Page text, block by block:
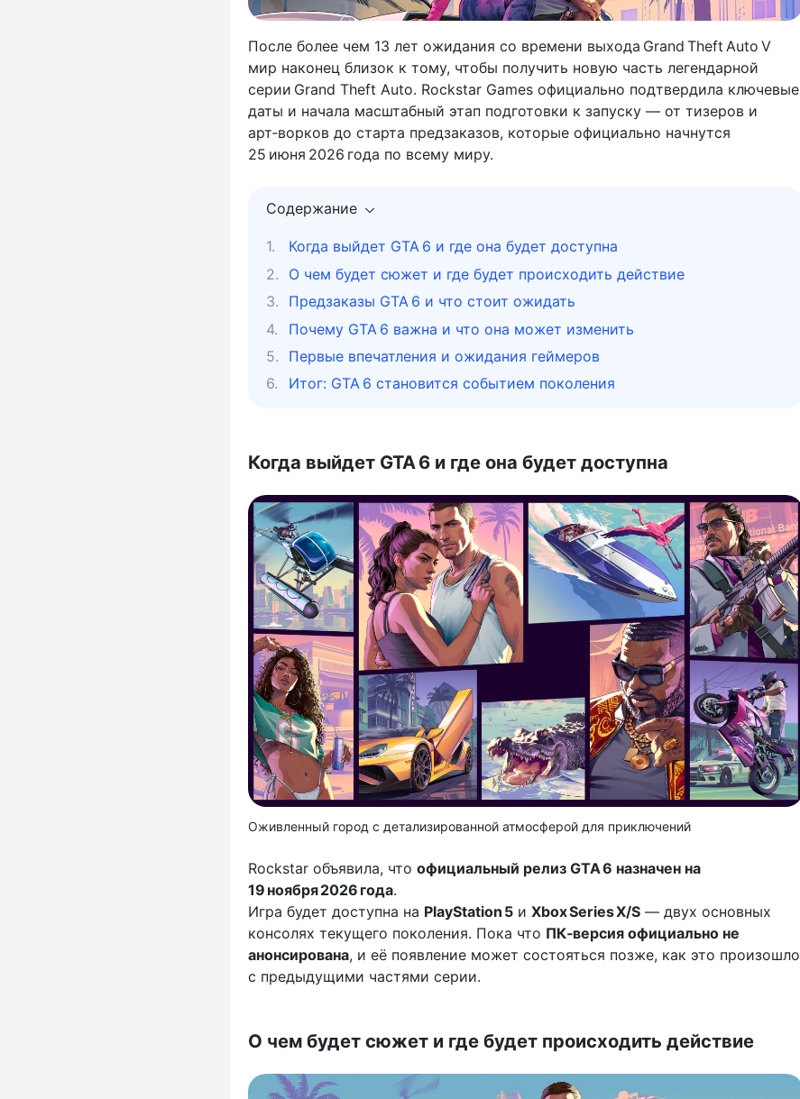
После более чем 13 лет ожидания со времени выхода Grand Theft Auto V
мир наконец близок к тому, чтобы получить новую часть легендарной
серии Grand Theft Auto. Rockstar Games официально подтвердила ключевые
даты и начала масштабный этап подготовки к запуску — от тизеров и
арт‑ворков до старта предзаказов, которые официально начнутся
25 июня 2026 года по всему миру.
Содержание
Когда выйдет GTA 6 и где она будет доступна
О чем будет сюжет и где будет происходить действие
Предзаказы GTA 6 и что стоит ожидать
Почему GTA 6 важна и что она может изменить
Первые впечатления и ожидания геймеров
Итог: GTA 6 становится событием поколения
Когда выйдет GTA 6 и где она будет доступна
Оживленный город с детализированной атмосферой для приключений
Rockstar объявила, что официальный релиз GTA 6 назначен на
19 ноября 2026 года.
Игра будет доступна на PlayStation 5и Xbox Series X/S— двух основных
консолях текущего поколения. Пока что ПК‑версия официально не
анонсирована, и её появление может состояться позже, как это произошло
с предыдущими частями серии.
О чем будет сюжет и где будет происходить действие